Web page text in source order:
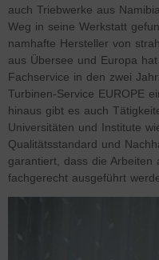
auch Triebwerke aus
Weg in seine Werkstatt
namhafte Hersteller von
aus Übersee und Europa
Fachservice in den zwei
Turbinen-Service EUROPE
hinaus gibt es auch
Universitäten und Institute
Qualitätsstandard und
garantiert, dass die Arbeiten
fachgerecht ausgeführt